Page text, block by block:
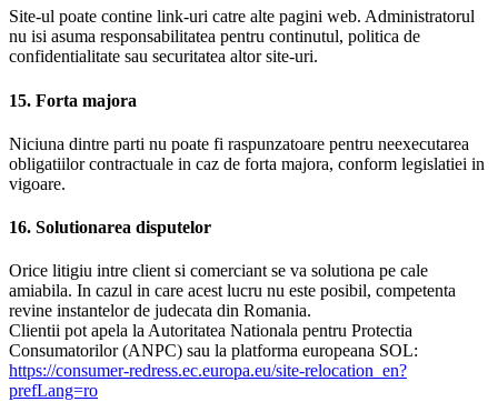
Site-ul poate contine link-uri catre alte pagini web. Administratorul
nu isi asuma responsabilitatea pentru continutul, politica de
confidentialitate sau securitatea altor site-uri.
15. Forta majora
Niciuna dintre parti nu poate fi raspunzatoare pentru neexecutarea
obligatiilor contractuale in caz de forta majora, conform legislatiei in
vigoare.
16. Solutionarea disputelor
Orice litigiu intre client si comerciant se va solutiona pe cale
amiabila. In cazul in care acest lucru nu este posibil, competenta
revine instantelor de judecata din Romania.
Clientii pot apela la Autoritatea Nationala pentru Protectia
Consumatorilor (ANPC) sau la platforma europeana SOL:
https://consumer-redress.ec.europa.eu/site-relocation_en?
prefLang=ro